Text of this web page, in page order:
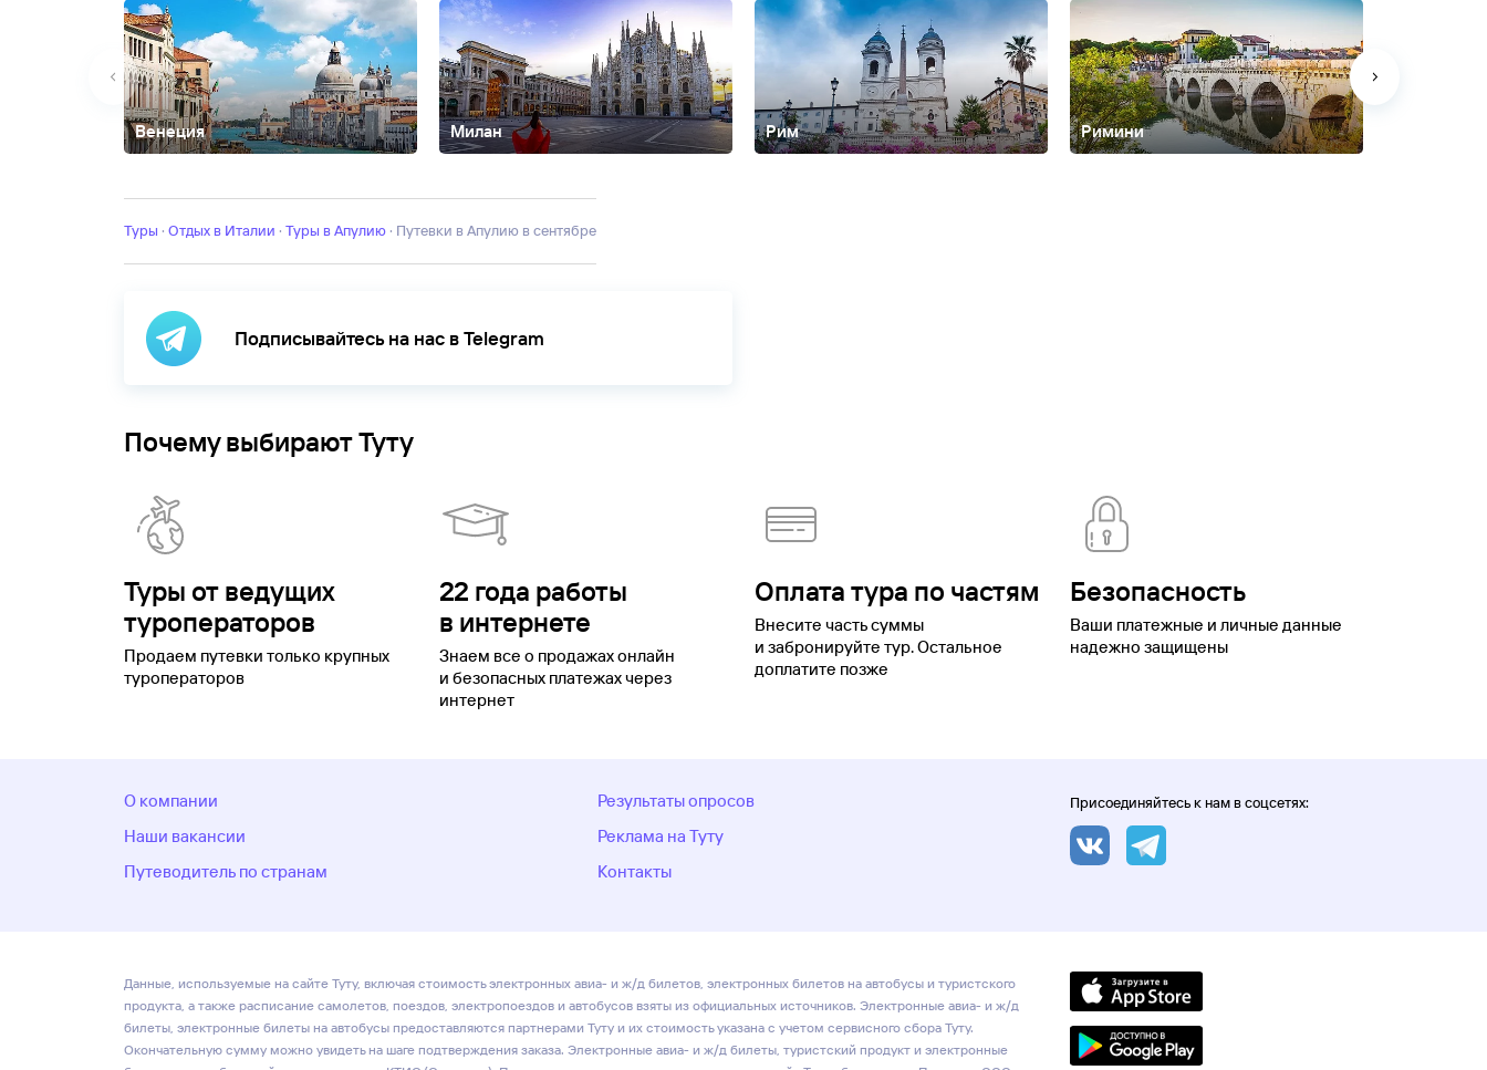
Венеция Милан Рим Римини
Туры · Отдых в Италии · Туры в Апулию · Путевки в Апулию в сентябре
Подписывайтесь на нас в Telegram
Почему выбирают Туту
Туры от ведущих
туроператоров
Продаем путевки только крупных
туроператоров
22 года работы
в интернете
Знаем все о продажах онлайн
и безопасных платежах через
интернет
Оплата тура по частям
Внесите часть суммы
и забронируйте тур. Остальное
доплатите позже
Безопасность
Ваши платежные и личные данные
надежно защищены
О компании
Наши вакансии
Путеводитель по странам
Результаты опросов
Реклама на Туту
Контакты
Присоединяйтесь к нам в соцсетях:
Данные, используемые на сайте Туту, включая стоимость электронных авиа- и ж/д билетов, электронных билетов на автобусы и туристского
продукта, а также расписание самолетов, поездов, электропоездов и автобусов взяты из официальных источников. Электронные авиа- и ж/д
билеты, электронные билеты на автобусы предоставляются партнерами Туту и их стоимость указана с учетом сервисного сбора Туту.
Окончательную сумму можно увидеть на шаге подтверждения заказа. Электронные авиа- и ж/д билеты, туристский продукт и электронные